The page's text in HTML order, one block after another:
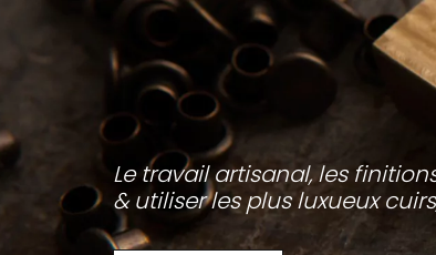
Le travail artisanal, les
& utiliser les plus luxueux